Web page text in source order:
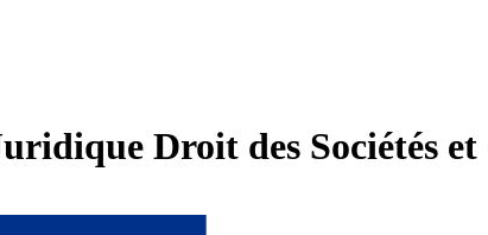
Droit des Sociétés